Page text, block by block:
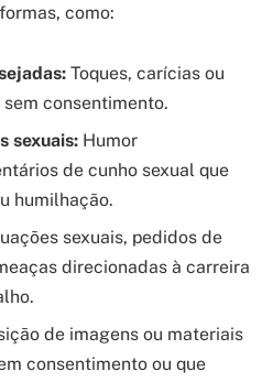
como:
Toques, carícias ou
consentimento.
sexuais: Humor
de cunho sexual que
humilhação.
sexuais, pedidos de
direcionadas à carreira
de imagens ou materiais
consentimento ou que